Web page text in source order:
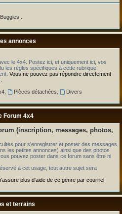
annonces
le 4x4. Postez ici, et uniquement ici, vos
les règles spécifiques à cette rubrique.
Vous ne pouvez pas répondre directement
, Pièces détachées
Divers
Forum 4x4
(inscription, messages, photos,
pour s'enregistrer et poster des messages
les petites annonces) ainsi que des photos
pouvez poster dans ce forum sans être ni
à cet usage, tout autre sujet sera
plus d'aide de ce genre par courriel
et terrains